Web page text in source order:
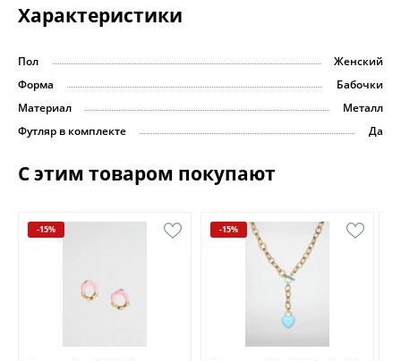
Характеристики
Пол
Женский
Форма
Бабочки
Материал
Металл
Футляр в комплекте
Да
С этим товаром покупают
-15% -15%